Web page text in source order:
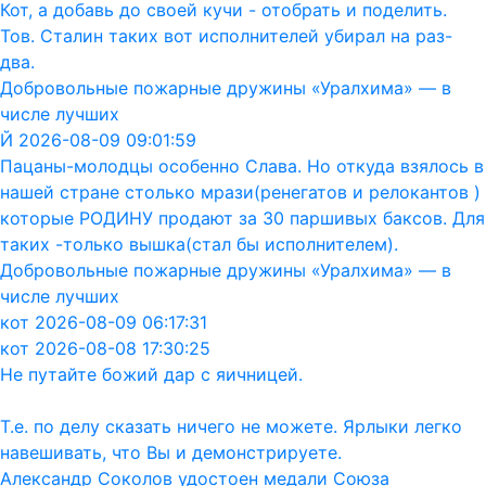
Кот, а добавь до своей кучи - отобрать и поделить.
Тов. Сталин таких вот исполнителей убирал на раз-
два.
Добровольные пожарные дружины «Уралхима» — в
числе лучших
Й 2026-08-09 09:01:59
Пацаны-молодцы особенно Слава. Но откуда взялось в
нашей стране столько мрази(ренегатов и релокантов )
которые РОДИНУ продают за 30 паршивых баксов. Для
таких -только вышка(стал бы исполнителем).
Добровольные пожарные дружины «Уралхима» — в
числе лучших
кот 2026-08-09 06:17:31
кот 2026-08-08 17:30:25
Не путайте божий дар с яичницей.
Т.е. по делу сказать ничего не можете. Ярлыки легко
навешивать, что Вы и демонстрируете.
Александр Соколов удостоен медали Союза